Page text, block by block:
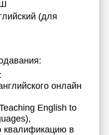
(для
онлайн
English to
в